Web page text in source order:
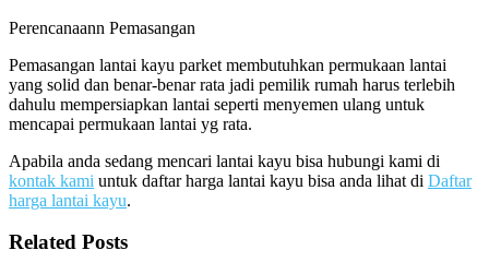
Perencanaann Pemasangan
Pemasangan lantai kayu parket membutuhkan permukaan lantai
yang solid dan benar-benar rata jadi pemilik rumah harus terlebih
dahulu mempersiapkan lantai seperti menyemen ulang untuk
mencapai permukaan lantai yg rata.
Apabila anda sedang mencari lantai kayu bisa hubungi kami di
kontak kami untuk daftar harga lantai kayu bisa anda lihat di Daftar
harga lantai kayu.
Related Posts